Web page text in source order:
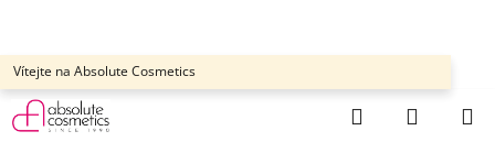
obsah
Vítejte na Absolute Cosmetics
Hledat